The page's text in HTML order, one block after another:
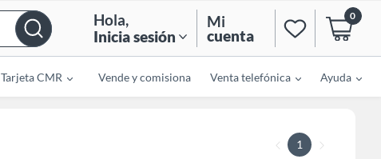
Hola,
Inicia sesión
Mi
cuenta
0
Tarjeta CMR Vende y comisiona Venta telefónica Ayuda
1